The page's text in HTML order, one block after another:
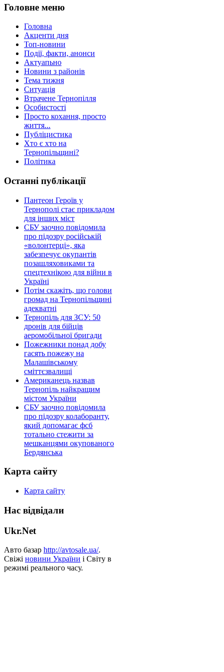
Головне меню
Головна
Акценти дня
Топ-новини
Події, факти, анонси
Актуапьно
Новини з районів
Тема тижня
Ситуація
Втрачене Тернопілля
Особистості
Просто кохання, просто
життя...
Публіцистика
Хто є хто на
Тернопільщині?
Політика
Останні публікації
Пантеон Героїв у
Тернополі стає прикладом
для інших міст
СБУ заочно повідомила
про підозру російській
«волонтерці», яка
забезпечує окупантів
позашляховиками та
спецтехнікою для війни в
Україні
Потім скажіть, що голови
громад на Тернопільщині
адекватні
Тернопіль для ЗСУ: 50
дронів для бійців
аеромобільної бригади
Пожежники понад добу
гасять пожежу на
Малашівському
сміттєзвалищі
Американець назвав
Тернопіль найкращим
містом України
СБУ заочно повідомила
про підозру колаборанту,
який допомагає фсб
тотально стежити за
мешканцями окупованого
Бердянська
Карта сайту
Карта сайту
Нас відвідали
Ukr.Net
Авто базар http://avtosale.ua/.
Свіжі новини України і Світу в
режимі реального часу.